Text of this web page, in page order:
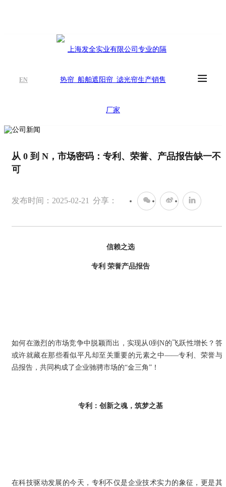
EN
从 0 到 N，市场密码：专利、荣誉、产品报告缺一不
可
发布时间：2025-02-21 分享：
信赖之选
专利 荣誉产品报告
如何在激烈的市场竞争中脱颖而出，实现从0到N的飞跃性增长？答
或许就藏在那些看似平凡却至关重要的元素之中——专利、荣誉与
品报告，共同构成了企业驰骋市场的“金三角”！
专利：创新之魂，筑梦之基
在科技驱动发展的今天，专利不仅是企业技术实力的象征，更是其